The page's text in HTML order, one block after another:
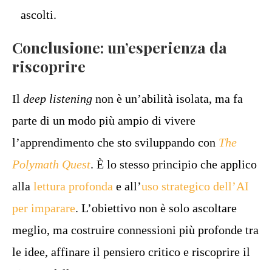
ascolti.
Conclusione: un’esperienza da
riscoprire
Il deep listening non è un’abilità isolata, ma fa
parte di un modo più ampio di vivere
l’apprendimento che sto sviluppando con The
Polymath Quest. È lo stesso principio che applico
alla lettura profonda e all’uso strategico dell’AI
per imparare. L’obiettivo non è solo ascoltare
meglio, ma costruire connessioni più profonde tra
le idee, affinare il pensiero critico e riscoprire il